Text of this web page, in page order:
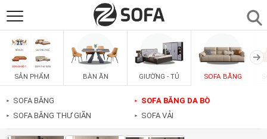
SẢN PHẨM
SOFAS
PHÒNG ĂN
SẢN PHẨM BÀN ĂN GIƯỜNG - TỦ SOFA BĂNG
► SOFA BĂNG
► SOFA BĂNG THƯ GIÃN
► SOFA BĂNG DA BÒ
► SOFA VẢI